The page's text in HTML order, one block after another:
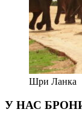
Шри Ланка
У НАС